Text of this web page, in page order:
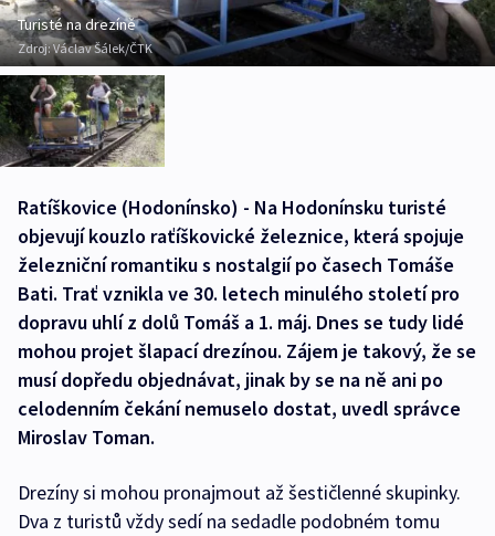
Turisté na drezíně
Zdroj:Václav Šálek/ČTK
Ratíškovice (Hodonínsko) - Na Hodonínsku turisté
objevují kouzlo raťíškovické železnice, která spojuje
železniční romantiku s nostalgií po časech Tomáše
Bati. Trať vznikla ve 30. letech minulého století pro
dopravu uhlí z dolů Tomáš a 1. máj. Dnes se tudy lidé
mohou projet šlapací drezínou. Zájem je takový, že se
musí dopředu objednávat, jinak by se na ně ani po
celodenním čekání nemuselo dostat, uvedl správce
Miroslav Toman.
Drezíny si mohou pronajmout až šestičlenné skupinky.
Dva z turistů vždy sedí na sedadle podobném tomu